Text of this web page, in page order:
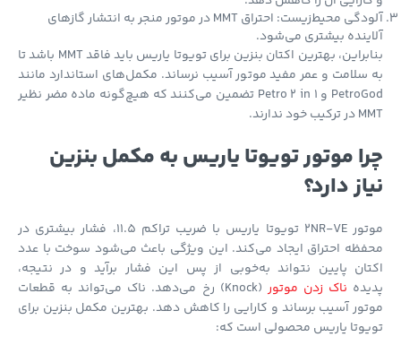
آلودگی محیط‌زیست: احتراق MMT در موتور منجر به انتشار گازهای
بیشتری می‌شود.
بنابراین، بهترین اکتان بنزین برای تویوتا یاریس باید فاقد MMT باشد تا
سلامت و عمر مفید موتور آسیب نرساند. مکمل‌های استاندارد مانند
PetroGod و Petro 2 in 1 تضمین می‌کنند که هیچ‌گونه ماده مضر نظیر
موتور تویوتا یاریس به مکمل بنزین
دارد؟
موتور 2NR-VE تویوتا یاریس با ضریب تراکم 11.5، فشار بیشتری در
احتراق ایجاد می‌کند. این ویژگی باعث می‌شود سوخت با عدد
پایین نتواند به‌خوبی از پس این فشار برآید و در نتیجه،
ناک زدن موتور
(Knock) رخ می‌دهد. ناک می‌تواند به قطعات
آسیب برساند و کارایی را کاهش دهد. بهترین مکمل بنزین برای
یاریس محصولی است که: